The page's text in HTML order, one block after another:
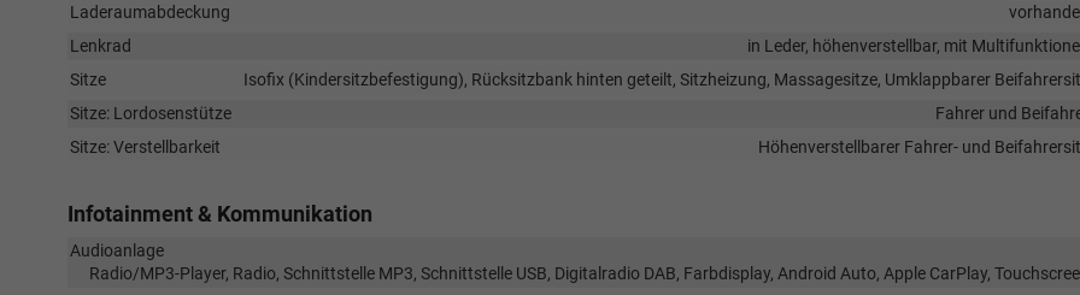
Laderaumabdeckung
Lenkrad
in Leder, höhenverstellbar, mit
Sitze
Isofix (Kindersitzbefestigung), Rücksitzbank hinten geteilt, Sitzheizung, Massagesitze, Umklappbarer
Sitze: Lordosenstütze
Fahrer und
Sitze: Verstellbarkeit
Höhenverstellbarer Fahrer- und
Infotainment & Kommunikation
Audioanlage
Radio/MP3-Player, Radio, Schnittstelle MP3, Schnittstelle USB, Digitalradio DAB, Farbdisplay, Android Auto, Apple CarPlay,